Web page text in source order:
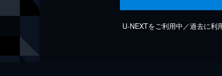
U-NEXTをご利用中／過去に利